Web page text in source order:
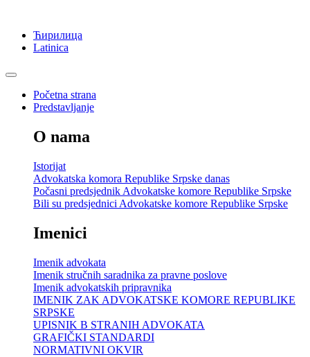
Ћирилица
Latinica
Početna strana
Predstavljanje
O nama
Istorijat
Advokatska komora Republike Srpske danas
Počasni predsjednik Advokatske komore Republike Srpske
Bili su predsjednici Advokatske komore Republike Srpske
Imenici
Imenik advokata
Imenik stručnih saradnika za pravne poslove
Imenik advokatskih pripravnika
IMENIK ZAK ADVOKATSKE KOMORE REPUBLIKE
SRPSKE
UPISNIK B STRANIH ADVOKATA
GRAFIČKI STANDARDI
NORMATIVNI OKVIR